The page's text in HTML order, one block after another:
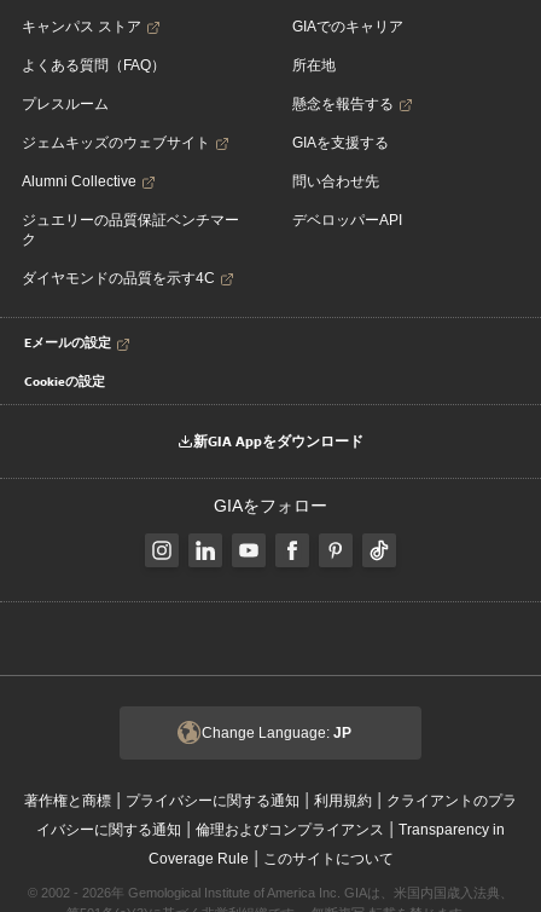
キャンパス ストア
よくある質問（FAQ）
プレスルーム
ジェムキッズのウェブサイト
Alumni Collective
ジュエリーの品質保証ベンチマー
ク
ダイヤモンドの品質を示す4C
GIAでのキャリア
所在地
懸念を報告する
GIAを支援する
問い合わせ先
デベロッパーAPI
Eメールの設定
Cookieの設定
新GIA Appをダウンロード
GIAをフォロー
Change Language: JP
著作権と商標 | プライバシーに関する通知 | 利用規約 | クライアントのプラ
イバシーに関する通知 | 倫理およびコンプライアンス | Transparency in
Coverage Rule | このサイトについて
© 2002 - 2026年 Gemological Institute of America Inc. GIAは、米国内国歳入法典、